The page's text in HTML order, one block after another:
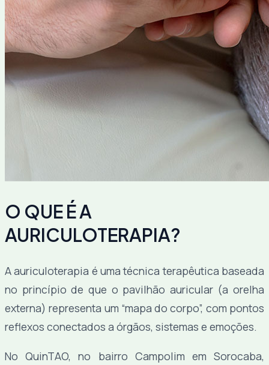
O QUE É A
AURICULOTERAPIA?
A auriculoterapia é uma técnica terapêutica baseada
no princípio de que o pavilhão auricular (a orelha
externa) representa um “mapa do corpo”, com pontos
reflexos conectados a órgãos, sistemas e emoções.
No QuinTAO, no bairro Campolim em Sorocaba,